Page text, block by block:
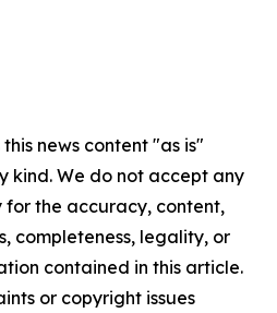
news content "as is"
kind. We do not accept any
for the accuracy, content,
completeness, legality, or
contained in this article.
or copyright issues